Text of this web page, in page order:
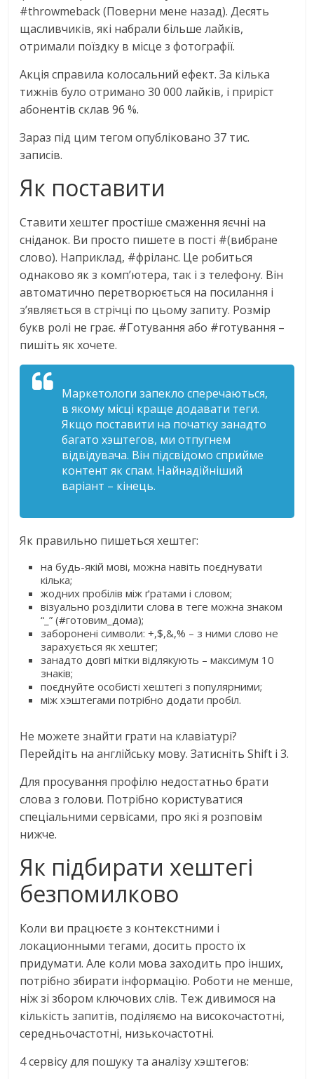
#throwmeback (Поверни мене назад). Десять
щасливчиків, які набрали більше лайків,
отримали поїздку в місце з фотографії.
Акція справила колосальний ефект. За кілька
тижнів було отримано 30 000 лайків, і приріст
абонентів склав 96 %.
Зараз під цим тегом опубліковано 37 тис.
записів.
Як поставити
Ставити хештег простіше смаження яєчні на
сніданок. Ви просто пишете в пості #(вибране
слово). Наприклад, #фріланс. Це робиться
однаково як з комп’ютера, так і з телефону. Він
автоматично перетворюється на посилання і
з’являється в стрічці по цьому запиту. Розмір
букв ролі не грає. #Готування або #готування –
пишіть як хочете.
Маркетологи запекло сперечаються,
в якому місці краще додавати теги.
Якщо поставити на початку занадто
багато хэштегов, ми отпугнем
відвідувача. Він підсвідомо сприйме
контент як спам. Найнадійніший
варіант – кінець.
Як правильно пишеться хештег:
на будь-якій мові, можна навіть поєднувати
кілька;
жодних пробілів між ґратами і словом;
візуально розділити слова в теге можна знаком
“_” (#готовим_дома);
заборонені символи: +,$,&,% – з ними слово не
зарахується як хештег;
занадто довгі мітки відлякують – максимум 10
знаків;
поєднуйте особисті хештегі з популярними;
між хэштегами потрібно додати пробіл.
Не можете знайти грати на клавіатурі?
Перейдіть на англійську мову. Затисніть Shift і 3.
Для просування профілю недостатньо брати
слова з голови. Потрібно користуватися
спеціальними сервісами, про які я розповім
нижче.
Як підбирати хештегі
безпомилково
Коли ви працюєте з контекстними і
локационными тегами, досить просто їх
придумати. Але коли мова заходить про інших,
потрібно збирати інформацію. Роботи не менше,
ніж зі збором ключових слів. Теж дивимося на
кількість запитів, поділяємо на високочастотні,
середньочастотні, низькочастотні.
4 сервісу для пошуку та аналізу хэштегов: